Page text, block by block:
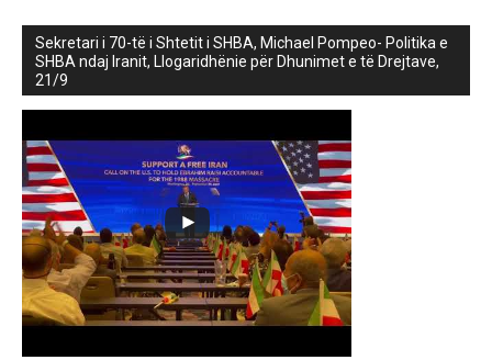
Sekretari i 70-të i Shtetit i SHBA, Michael Pompeo- Politika e
SHBA ndaj Iranit, Llogaridhënie për Dhunimet e të Drejtave,
21/9